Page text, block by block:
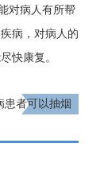
对病人有所帮
病，对病人的
快康复。
患者可以抽烟